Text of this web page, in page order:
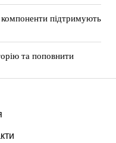
компоненти підтримують
та поповнити